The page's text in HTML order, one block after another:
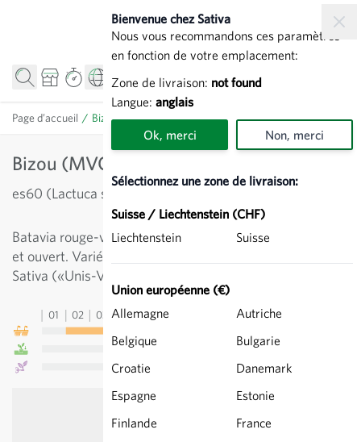
Bienvenue chez Sativa
Nous vous recommandons ces paramètres
en fonction de votre emplacement:
Zone de livraison: not found
Langue: anglais
Ok, merci Non, merci
Sélectionnez une zone de livraison:
Suisse / Liechtenstein (CHF)
Liechtenstein
Suisse
Union européenne (€)
Allemagne
Autriche
Belgique
Bulgarie
Croatie
Danemark
Espagne
Estonie
Finlande
France
Page d’accueil / Bizou (MVG129) - Batavia rouge
Bizou (MVG129) - Batavia rouge
es60 (Lactuca sativa)
Batavia rouge-vert de taille moyenne, au port compact
et ouvert. Variété savoureuse. Issue de la sélection
Sativa («Unis-Vers Potager»).
01 02 03 04 05 06 09 10